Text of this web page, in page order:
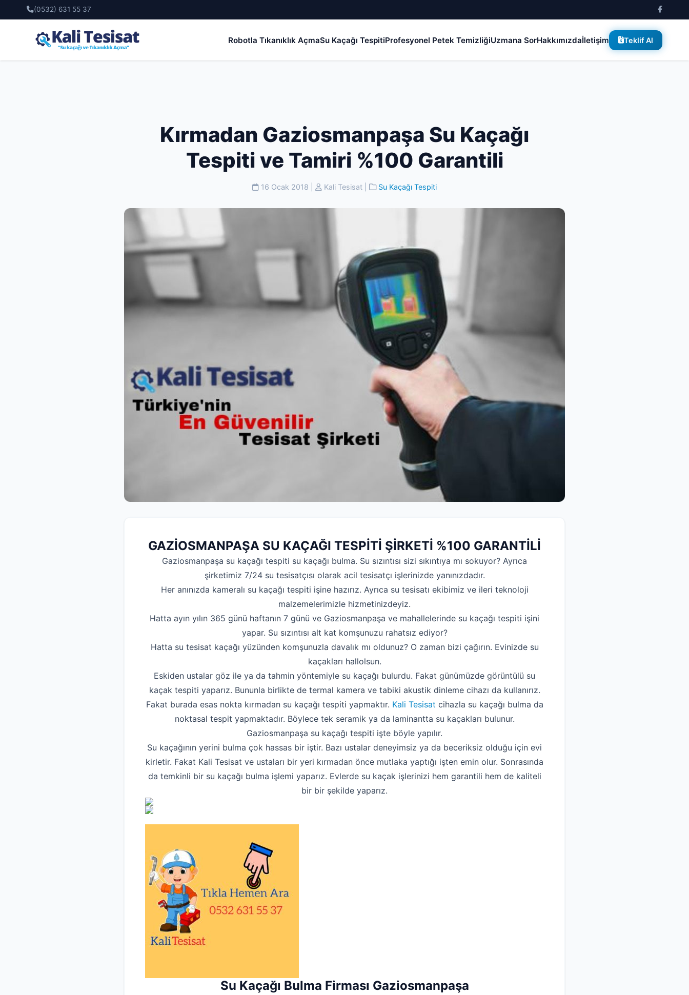
(0532) 631 55 37
Robotla Tıkanıklık AçmaSu Kaçağı TespitiProfesyonel Petek TemizliğiUzmana SorHakkımızdaİletişim Teklif Al
Kırmadan Gaziosmanpaşa Su Kaçağı
Tespiti ve Tamiri %100 Garantili
16 Ocak 2018 Kali Tesisat Su Kaçağı Tespiti
GAZİOSMANPAŞA SU KAÇAĞI TESPİTİ ŞİRKETİ %100 GARANTİLİ
Gaziosmanpaşa su kaçağı tespiti su kaçağı bulma. Su sızıntısı sizi sıkıntıya mı sokuyor? Ayrıca
şirketimiz 7/24 su tesisatçısı olarak acil tesisatçı işlerinizde yanınızdadır.
Her anınızda kameralı su kaçağı tespiti işine hazırız. Ayrıca su tesisatı ekibimiz ve ileri teknoloji
malzemelerimizle hizmetinizdeyiz.
Hatta ayın yılın 365 günü haftanın 7 günü ve Gaziosmanpaşa ve mahallelerinde su kaçağı tespiti işini
yapar. Su sızıntısı alt kat komşunuzu rahatsız ediyor?
Hatta su tesisat kaçağı yüzünden komşunuzla davalık mı oldunuz? O zaman bizi çağırın. Evinizde su
kaçakları hallolsun.
Eskiden ustalar göz ile ya da tahmin yöntemiyle su kaçağı bulurdu. Fakat günümüzde görüntülü su
kaçak tespiti yaparız. Bununla birlikte de termal kamera ve tabiki akustik dinleme cihazı da kullanırız.
Fakat burada esas nokta kırmadan su kaçağı tespiti yapmaktır. Kali Tesisat cihazla su kaçağı bulma da
noktasal tespit yapmaktadır. Böylece tek seramik ya da laminantta su kaçakları bulunur.
Gaziosmanpaşa su kaçağı tespiti işte böyle yapılır.
Su kaçağının yerini bulma çok hassas bir iştir. Bazı ustalar deneyimsiz ya da beceriksiz olduğu için evi
kirletir. Fakat Kali Tesisat ve ustaları bir yeri kırmadan önce mutlaka yaptığı işten emin olur. Sonrasında
da temkinli bir su kaçağı bulma işlemi yaparız. Evlerde su kaçak işlerinizi hem garantili hem de kaliteli
bir bir şekilde yaparız.
Su Kaçağı Bulma Firması Gaziosmanpaşa